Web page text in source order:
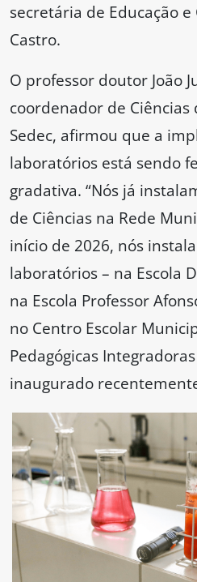
secretária de Educação
Castro.
O professor doutor João
coordenador de Ciências
Sedec, afirmou que a
laboratórios está sendo
gradativa. “Nós já
de Ciências na Rede
início de 2026, nós
laboratórios – na Escola
na Escola Professor
no Centro Escolar
Pedagógicas
inaugurado